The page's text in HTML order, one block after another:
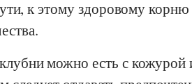
к этому здоровому корню
можно есть с кожурой